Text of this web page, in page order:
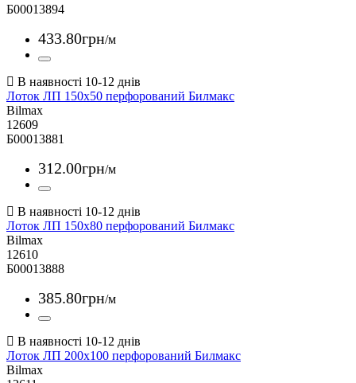
Б00013894
433.80грн/м
Лоток ЛП 150х50 перфорований Билмакс
Bilmax
12609
Б00013881
312.00грн/м
Лоток ЛП 150х80 перфорований Билмакс
Bilmax
12610
Б00013888
385.80грн/м
Лоток ЛП 200х100 перфорований Билмакс
Bilmax